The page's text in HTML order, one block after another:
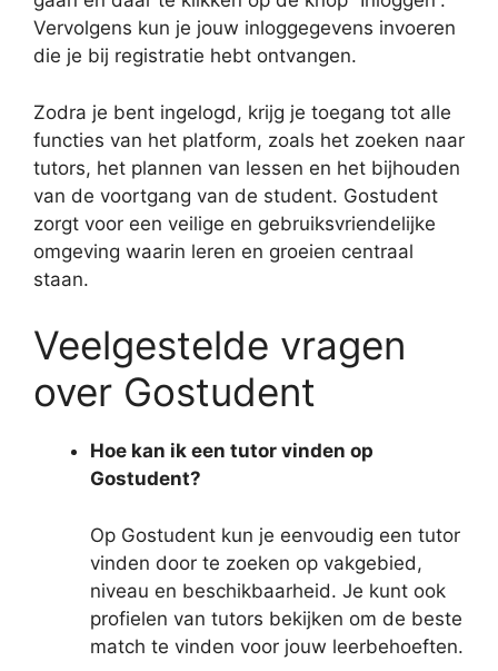
Vervolgens kun je jouw inloggegevens invoeren
die je bij registratie hebt ontvangen.
Zodra je bent ingelogd, krijg je toegang tot alle
functies van het platform, zoals het zoeken naar
tutors, het plannen van lessen en het bijhouden
van de voortgang van de student. Gostudent
zorgt voor een veilige en gebruiksvriendelijke
omgeving waarin leren en groeien centraal
staan.
Veelgestelde vragen
over Gostudent
Hoe kan ik een tutor vinden op
Gostudent?
Op Gostudent kun je eenvoudig een tutor
vinden door te zoeken op vakgebied,
niveau en beschikbaarheid. Je kunt ook
profielen van tutors bekijken om de beste
match te vinden voor jouw leerbehoeften.